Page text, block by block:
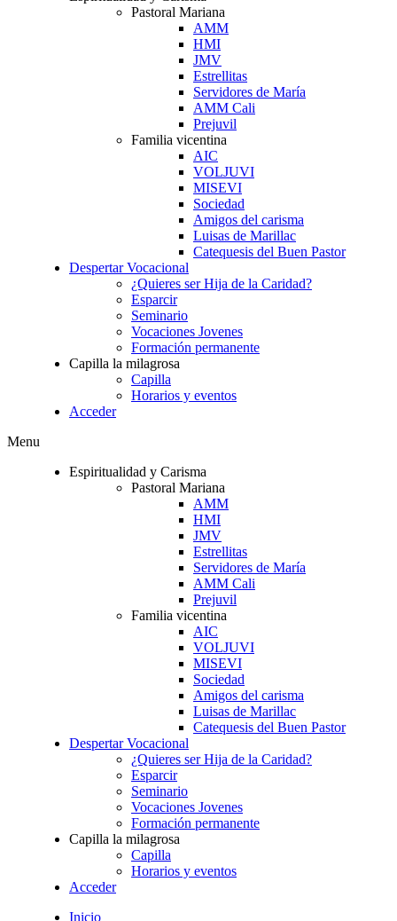
Pastoral Mariana
AMM
HMI
JMV
Estrellitas
Servidores de María
AMM Cali
Prejuvil
Familia vicentina
AIC
VOLJUVI
MISEVI
Sociedad
Amigos del carisma
Luisas de Marillac
Catequesis del Buen Pastor
Despertar Vocacional
¿Quieres ser Hija de la Caridad?
Esparcir
Seminario
Vocaciones Jovenes
Formación permanente
Capilla la milagrosa
Capilla
Horarios y eventos
Acceder
Menu
Espiritualidad y Carisma
Pastoral Mariana
AMM
HMI
JMV
Estrellitas
Servidores de María
AMM Cali
Prejuvil
Familia vicentina
AIC
VOLJUVI
MISEVI
Sociedad
Amigos del carisma
Luisas de Marillac
Catequesis del Buen Pastor
Despertar Vocacional
¿Quieres ser Hija de la Caridad?
Esparcir
Seminario
Vocaciones Jovenes
Formación permanente
Capilla la milagrosa
Capilla
Horarios y eventos
Acceder
Inicio